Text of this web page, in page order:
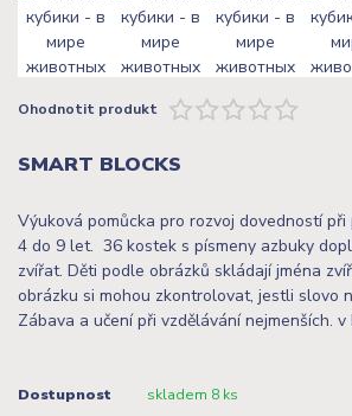
Ohodnotit produkt
SMART BLOCKS
Výuková pomůcka pro rozvoj dovedností
4 do 9 let. 36 kostek s písmeny azbuky
zvířat. Děti podle obrázků skládají jména
obrázku si mohou zkontrolovat, jestli slovo
Zábava a učení při vzdělávání nejmenších. v
Dostupnost skladem 8 ks